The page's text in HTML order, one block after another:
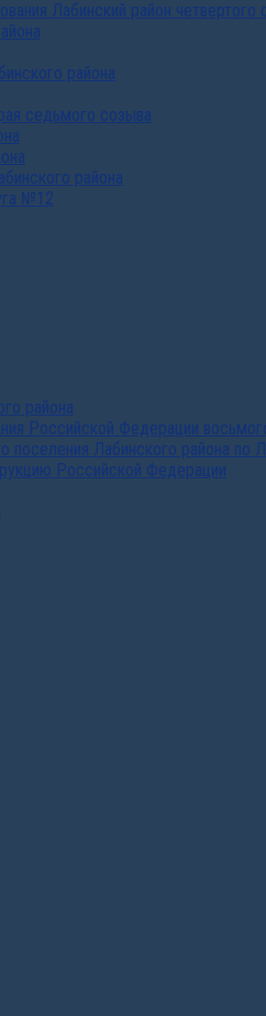
Лабинский район
района
седьмого созыва
района
№12
района
Российской Федерации
Лабинского района
Российской Федерации